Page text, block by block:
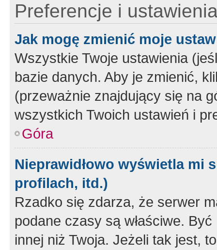
Preferencje i
Jak mogę zmienić moje
Wszystkie Twoje ustawienia
bazie danych. Aby je zmienić,
(przeważnie znajdujący się na
wszystkich Twoich ustawień i
Góra
Nieprawidłowo wyświetla mi
profilach, itd.)
Rzadko się zdarza, że serwer
podane czasy są właściwe.
innej niż Twoja. Jeżeli tak jest,